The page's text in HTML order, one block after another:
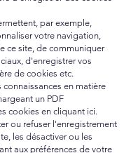
par exemple,
votre navigation,
ce site, de communiquer
d'enregistrer vos
de cookies etc.
en matière
un PDF
cookies en cliquant ici.
ou refuser l'enregistrement
les désactiver ou les
aux préférences de votre